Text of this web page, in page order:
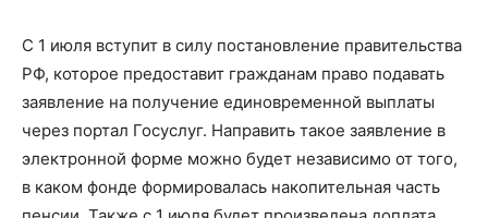
С 1 июля вступит в силу постановление правительства
РФ, которое предоставит гражданам право подавать
заявление на получение единовременной выплаты
через портал Госуслуг. Направить такое заявление в
электронной форме можно будет независимо от того,
в каком фонде формировалась накопительная часть